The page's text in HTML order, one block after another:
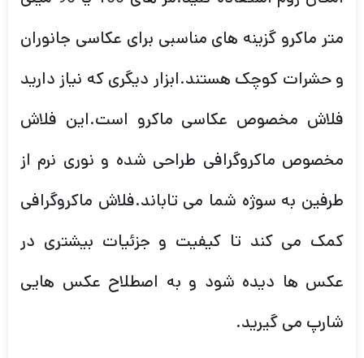
متر ماکرو گزینه های مناسبی برای عکاسی جانوران
و حشرات کوچک هستند.ابزار دیگری که نیاز دارید
فلاش مخصوص عکاسی ماکرو است.این فلاش
مخصوص ماکروگرافی طراحی شده و نوری نرم از
طرفین به سوژه شما می تاباند.فلاش ماکروگرافی
کمک می کند تا کیفیت و جزئیات بیشتری در
عکس ها دیده شود و به اصطلاح عکس هایی
شارپ می گیرید.